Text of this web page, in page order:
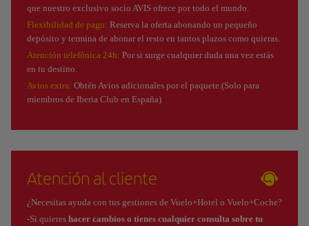
que nuestro exclusivo socio AVIS ofrece por todo el mundo.
Flexibilidad de pago: Reserva la oferta abonando un pequeño
depósito y termina de abonar el resto en tantos plazos como quieras.
Atención telefónica 24h: Por si surge cualquier duda una vez estás
en tu destino.
Avios extra: Obtén Avios adicionales por el paquete.(Solo para
miembros de Iberia Club en España)
Atención al cliente
¿Necesitas ayuda con tus gestiones de Vuelo+Hotel o Vuelo+Coche?
-Si quieres hacer cambios o tienes cualquier consulta sobre tu